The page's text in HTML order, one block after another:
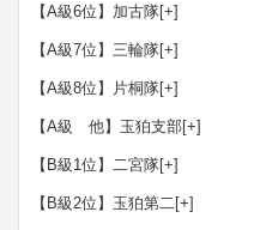
【A級6位】加古隊[+]
【A級7位】三輪隊[+]
【A級8位】片桐隊[+]
【A級 他】玉狛支部[+]
【B級1位】二宮隊[+]
【B級2位】玉狛第二 [+]